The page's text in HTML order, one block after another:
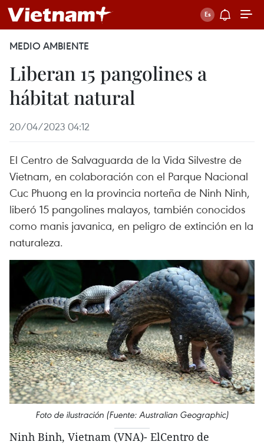
MEDIO AMBIENTE
Liberan 15 pangolines a
hábitat natural
20/04/2023 04:12
El Centro de Salvaguarda de la Vida Silvestre de
Vietnam, en colaboración con el Parque Nacional
Cuc Phuong en la provincia norteña de Ninh Ninh,
liberó 15 pangolines malayos, también conocidos
como manis javanica, en peligro de extinción en la
naturaleza.
Foto de ilustración (Fuente: Australian Geographic)
Ninh Binh, Vietnam (VNA)- ElCentro de